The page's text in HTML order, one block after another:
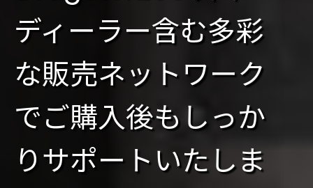
ディーラー含む多彩
な販売ネットワーク
でご購入後もしっか
りサポートいたしま